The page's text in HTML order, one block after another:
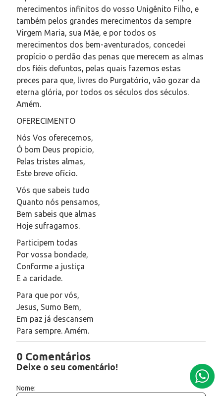
merecimentos infinitos do vosso Unigênito Filho, e
também pelos grandes merecimentos da sempre
Virgem Maria, sua Mãe, e por todos os
merecimentos dos bem-aventurados, concedei
propício o perdão das penas que merecem as almas
dos fiéis defuntos, pelas quais fazemos estas
preces para que, livres do Purgatório, vão gozar da
eterna glória, por todos os séculos dos séculos.
Amém.
OFERECIMENTO
Nós Vos oferecemos,
Ó bom Deus propicio,
Pelas tristes almas,
Este breve ofício.
Vós que sabeis tudo
Quanto nós pensamos,
Bem sabeis que almas
Hoje sufragamos.
Participem todas
Por vossa bondade,
Conforme a justiça
E a caridade.
Para que por vós,
Jesus, Sumo Bem,
Em paz já descansem
Para sempre. Amém.
0 Comentários
Deixe o seu comentário!
Nome: